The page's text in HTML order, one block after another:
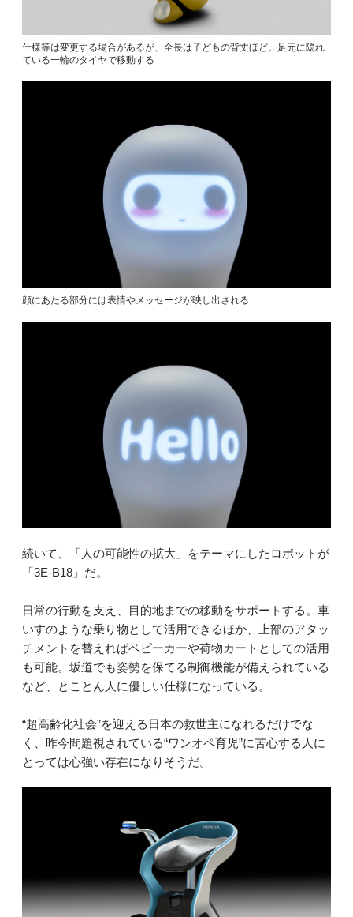
仕様等は変更する場合があるが、全長は子どもの背丈ほど。足元に隠れ
ている一輪のタイヤで移動する
顔にあたる部分には表情やメッセージが映し出される
続いて、「人の可能性の拡大」をテーマにしたロボットが
「3E-B18」だ。
日常の行動を支え、目的地までの移動をサポートする。車
いすのような乗り物として活用できるほか、上部のアタッ
チメントを替えればベビーカーや荷物カートとしての活用
も可能。坂道でも姿勢を保てる制御機能が備えられている
など、とことん人に優しい仕様になっている。
“超高齢化社会”を迎える日本の救世主になれるだけでな
く、昨今問題視されている“ワンオペ育児”に苦心する人に
とっては心強い存在になりそうだ。